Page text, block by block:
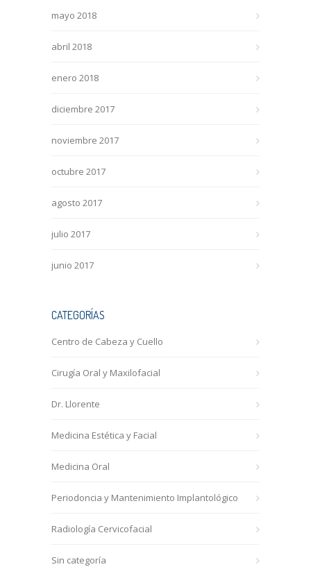
mayo 2018
abril 2018
enero 2018
diciembre 2017
noviembre 2017
octubre 2017
agosto 2017
julio 2017
junio 2017
CATEGORÍAS
Centro de Cabeza y Cuello
Cirugía Oral y Maxilofacial
Dr. Llorente
Medicina Estética y Facial
Medicina Oral
Periodoncia y Mantenimiento Implantológico
Radiología Cervicofacial
Sin categoría